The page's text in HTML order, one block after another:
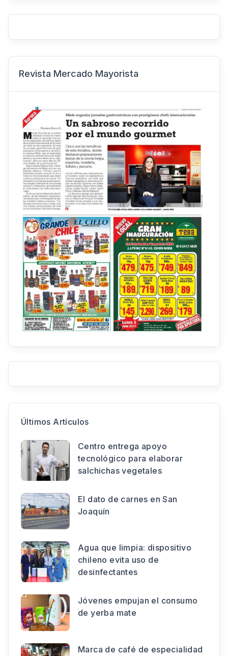
Revista Mercado Mayorista
Últimos Artículos
Centro entrega apoyo
tecnológico para elaborar
salchichas vegetales
El dato de carnes en San
Joaquín
Agua que limpia: dispositivo
chileno evita uso de
desinfectantes
Jóvenes empujan el consumo
de yerba mate
Marca de café de especialidad